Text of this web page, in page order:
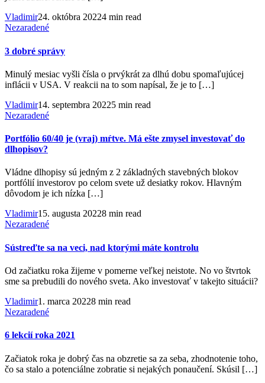
Vladimir24. októbra 20224 min read
Nezaradené
3 dobré správy
Minulý mesiac vyšli čísla o prvýkrát za dlhú dobu spomaľujúcej
inflácii v USA. V reakcii na to som napísal, že je to […]
Vladimir14. septembra 20225 min read
Nezaradené
Portfólio 60/40 je (vraj) mŕtve. Má ešte zmysel investovať do
dlhopisov?
Vládne dlhopisy sú jedným z 2 základných stavebných blokov
portfólií investorov po celom svete už desiatky rokov. Hlavným
dôvodom je ich nízka […]
Vladimir15. augusta 20228 min read
Nezaradené
Sústreďte sa na veci, nad ktorými máte kontrolu
Od začiatku roka žijeme v pomerne veľkej neistote. No vo štvrtok
sme sa prebudili do nového sveta. Ako investovať v takejto situácii?
Vladimir1. marca 20228 min read
Nezaradené
6 lekcií roka 2021
Začiatok roka je dobrý čas na obzretie sa za seba, zhodnotenie toho,
čo sa stalo a potenciálne zobratie si nejakých ponaučení. Skúsil […]